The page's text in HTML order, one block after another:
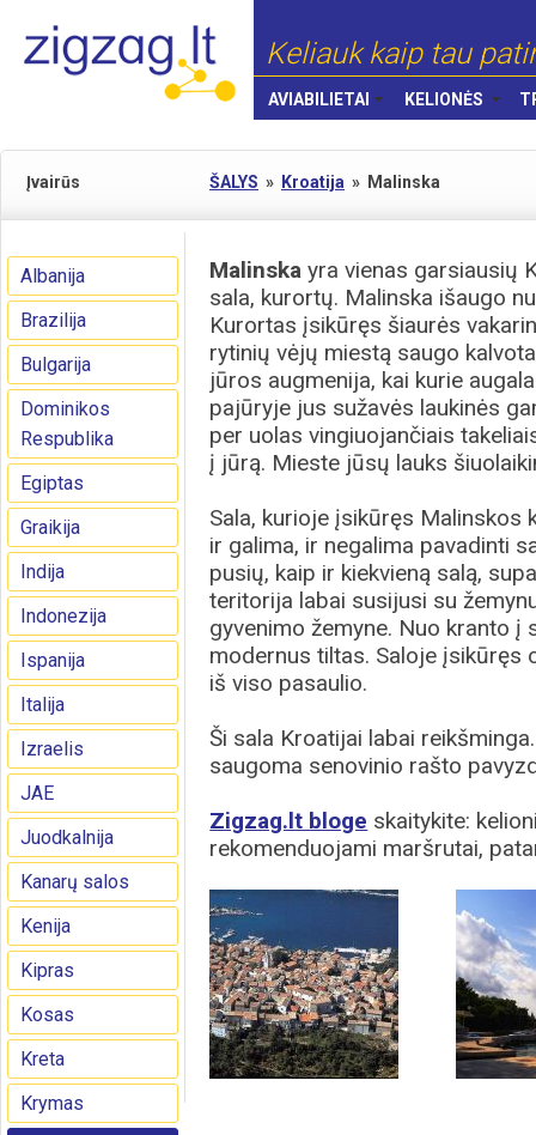
Keliauk kaip tau
AVIABILIETAI KELIONĖS
Įvairūs ŠALYS » Kroatija » Malinska
Albanija
Brazilija
Bulgarija
Dominikos
Respublika
Egiptas
Graikija
Indija
Indonezija
Ispanija
Italija
Izraelis
JAE
Juodkalnija
Kanarų salos
Kenija
Kipras
Kosas
Kreta
Krymas
Malinska yra vienas garsiausių
sala, kurortų. Malinska išaugo
Kurortas įsikūręs šiaurės
rytinių vėjų miestą saugo
jūros augmenija, kai kurie
pajūryje jus sužavės laukinės
per uolas vingiuojančiais
į jūrą. Mieste jūsų lauks
Sala, kurioje įsikūręs Malinskos
ir galima, ir negalima pavadinti
pusių, kaip ir kiekvieną salą,
teritorija labai susijusi su
gyvenimo žemyne. Nuo kranto į
modernus tiltas. Saloje įsikūręs
iš viso pasaulio.
Ši sala Kroatijai labai
saugoma senovinio rašto
Zigzag.lt bloge skaitykite:
rekomenduojami maršrutai,